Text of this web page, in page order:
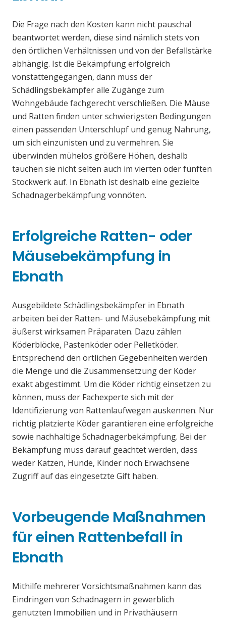
Die Frage nach den Kosten kann nicht pauschal
beantwortet werden, diese sind nämlich stets von
den örtlichen Verhältnissen und von der Befallstärke
abhängig. Ist die Bekämpfung erfolgreich
vonstattengegangen, dann muss der
Schädlingsbekämpfer alle Zugänge zum
Wohngebäude fachgerecht verschließen. Die Mäuse
und Ratten finden unter schwierigsten Bedingungen
einen passenden Unterschlupf und genug Nahrung,
um sich einzunisten und zu vermehren. Sie
überwinden mühelos größere Höhen, deshalb
tauchen sie nicht selten auch im vierten oder fünften
Stockwerk auf. In Ebnath ist deshalb eine gezielte
Schadnagerbekämpfung vonnöten.
Erfolgreiche Ratten- oder
Mäusebekämpfung in
Ebnath
Ausgebildete Schädlingsbekämpfer in Ebnath
arbeiten bei der Ratten- und Mäusebekämpfung mit
äußerst wirksamen Präparaten. Dazu zählen
Köderblöcke, Pastenköder oder Pelletköder.
Entsprechend den örtlichen Gegebenheiten werden
die Menge und die Zusammensetzung der Köder
exakt abgestimmt. Um die Köder richtig einsetzen zu
können, muss der Fachexperte sich mit der
Identifizierung von Rattenlaufwegen auskennen. Nur
richtig platzierte Köder garantieren eine erfolgreiche
sowie nachhaltige Schadnagerbekämpfung. Bei der
Bekämpfung muss darauf geachtet werden, dass
weder Katzen, Hunde, Kinder noch Erwachsene
Zugriff auf das eingesetzte Gift haben.
Vorbeugende Maßnahmen
für einen Rattenbefall in
Ebnath
Mithilfe mehrerer Vorsichtsmaßnahmen kann das
Eindringen von Schadnagern in gewerblich
genutzten Immobilien und in Privathäusern